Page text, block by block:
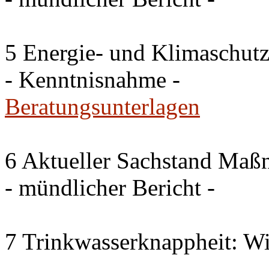
5 Energie- und
- Kenntnisnahme -
Beratungsunterlagen
6 Aktueller Sachstand
- mündlicher Bericht -
7 Trinkwasserknappheit: